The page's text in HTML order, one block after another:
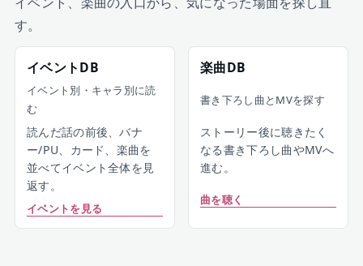
す。
イベントDB
イベント別・キャラ別に読
む
読んだ話の前後、バナ
ー/PU、カード、楽曲を
並べてイベント全体を見
返す。
イベントを見る
楽曲DB
書き下ろし曲とMVを探す
ストーリー後に聴きたく
なる書き下ろし曲やMVへ
進む。
曲を聴く